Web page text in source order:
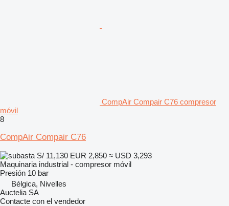
CompAir Compair C76 compresor
móvil
8
CompAir Compair C76
S/ 11,130 EUR 2,850 ≈ USD 3,293
Maquinaria industrial - compresor móvil
Presión 10 bar
Bélgica, Nivelles
Auctelia SA
Contacte con el vendedor